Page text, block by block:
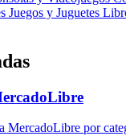
Juegos y Juguetes
MercadoLibre por